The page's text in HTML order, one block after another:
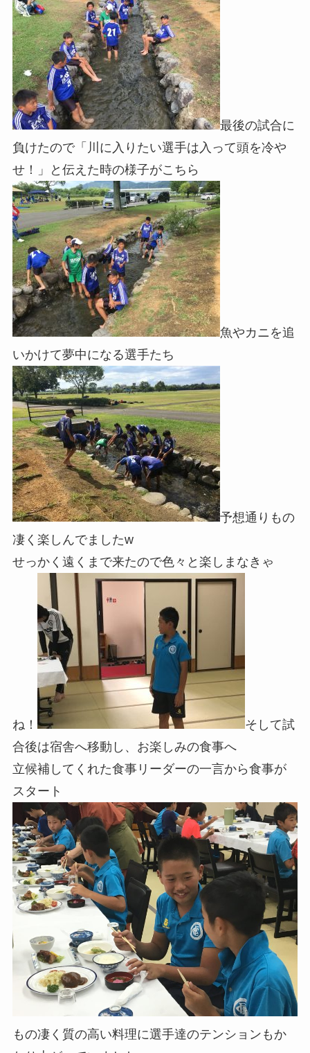
最後の試合に
負けたので「川に入りたい選手は入って頭を冷や
せ！」と伝えた時の様子がこちら
魚やカニを追
いかけて夢中になる選手たち
予想通りもの
凄く楽しんでましたw
せっかく遠くまで来たので色々と楽しまなきゃ
ね！
そして試
合後は宿舎へ移動し、お楽しみの食事へ
立候補してくれた食事リーダーの一言から食事が
スタート
もの凄く質の高い料理に選手達のテンションもか